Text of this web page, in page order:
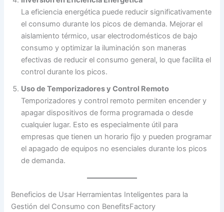
La eficiencia energética puede reducir significativamente
el consumo durante los picos de demanda. Mejorar el
aislamiento térmico, usar electrodomésticos de bajo
consumo y optimizar la iluminación son maneras
efectivas de reducir el consumo general, lo que facilita el
control durante los picos.
Uso de Temporizadores y Control Remoto
Temporizadores y control remoto permiten encender y
apagar dispositivos de forma programada o desde
cualquier lugar. Esto es especialmente útil para
empresas que tienen un horario fijo y pueden programar
el apagado de equipos no esenciales durante los picos
de demanda.
Beneficios de Usar Herramientas Inteligentes para la
Gestión del Consumo con BenefitsFactory